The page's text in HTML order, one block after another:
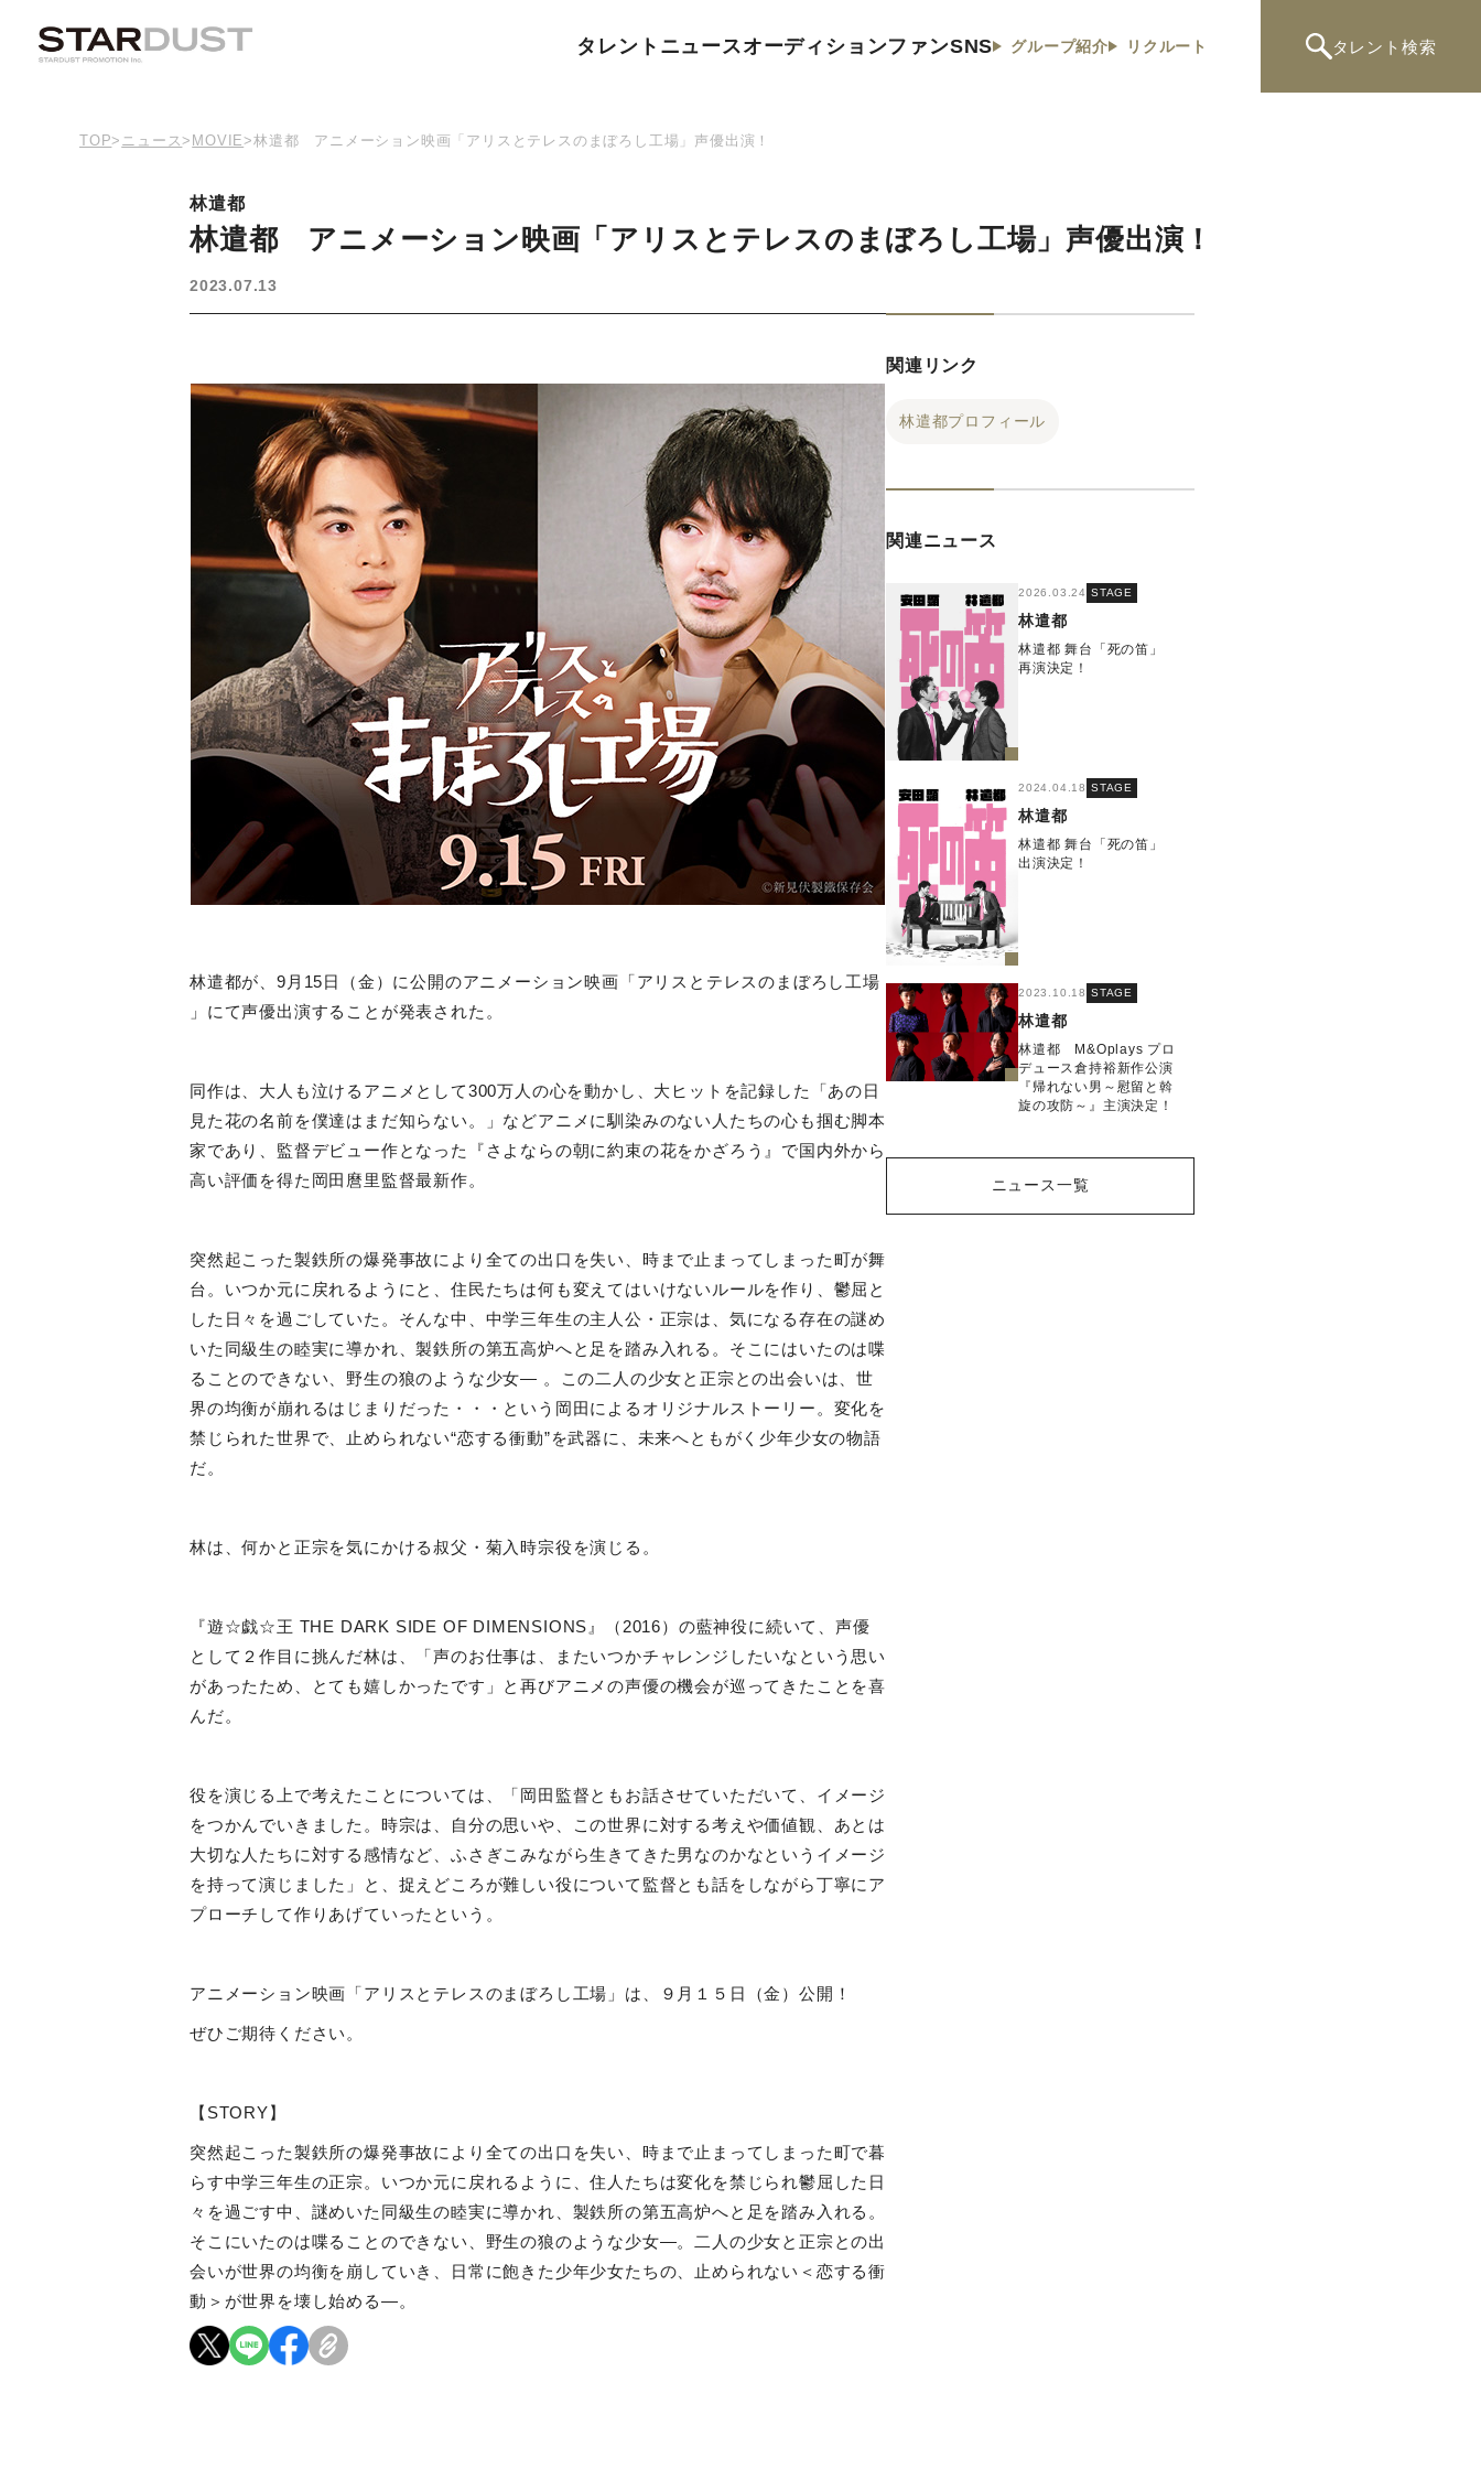
タレント ニュースオーディションファンSNS グループ紹介 リクルート タレント 検索
TOP> ニュース> MOVIE>林遣都 アニメーション映画「アリスとテレスのまぼろし工場」声優出演！
林遣都
林遣都 アニメーション映画「アリスとテレスのまぼろし工場」声優出演！
2023.07.13
林遣都が、 9 月 15日（金）に公開のアニメーション映画「アリスとテレスのまぼろし工場
」にて声優出演することが発表された。
同作は、大人も泣けるアニメとして300万人の心を動かし、大ヒットを記録した「あの日
見た花の名前を僕達はまだ知らない。」などアニメに馴染みのない人たちの心も掴む脚本
家であり、監督デビュー作となった『さよならの朝に約束の花をかざろう』で国内外から
高い評価を得た岡田麿里監督最新作。
突然起こった製鉄所の爆発事故により全ての出口を失い、時まで止まってしまった町が舞
台。いつか元に戻れるようにと、住民たちは何も変えてはいけないルールを作り、鬱屈と
した日々を過ごしていた。そんな中、中学三年生の主人公・正宗は、気になる存在の謎め
いた同級生の睦実に導かれ、製鉄所の第五高炉へと足を踏み入れる。そこにはいたのは喋
ることのできない、野生の狼のような少女― 。この二人の少女と正宗との出会いは、世
界の均衡が崩れるはじまりだった・・・という岡田によるオリジナルストーリー。変化を
禁じられた世界で、止められない“恋する衝動”を武器に、未来へともがく少年少女の物語
だ。
林は、何かと正宗を気にかける叔父・菊入時宗役を演じる。
『遊☆戯☆王 THE DARK SIDE OF DIMENSIONS 』（ 2016）の藍神役に続いて、声優
として２作目に挑んだ林は、「声のお仕事は、またいつかチャレンジしたいなという思い
があったため、とても嬉しかったです」と再びアニメの声優の機会が巡ってきたことを喜
んだ。
役を演じる上で考えたことについては、「岡田監督ともお話させていただいて、イメージ
をつかんでいきました。時宗は、自分の思いや、この世界に対する考えや価値観、あとは
大切な人たちに対する感情など、ふさぎこみながら生きてきた男なのかなというイメージ
を持って演じました」と、捉えどころが難しい役について監督とも話をしながら丁寧にア
プローチして作りあげていったという。
アニメーション映画「アリスとテレスのまぼろし工場」は、９月１５日（金）公開！
ぜひご期待ください。
【 STORY】
突然起こった製鉄所の爆発事故により全ての出口を失い、時まで止まってしまった町で暮
らす中学三年生の正宗。いつか元に戻れるように、住人たちは変化を禁じられ鬱屈した日
々を過ごす中、謎めいた同級生の睦実に導かれ、製鉄所の第五高炉へと足を踏み入れる。
そこにいたのは喋ることのできない、野生の狼のような少女―。二人の少女と正宗との出
会いが世界の均衡を崩していき、日常に飽きた少年少女たちの、止められない＜恋する衝
動＞が世界を壊し始める―。
関連リンク
林遣都プロフィール
関連ニュース
2026.03.24 STAGE
林遣都
林遣都 舞台「死の笛」
再演決定！
2024.04.18 STAGE
林遣都
林遣都 舞台「死の笛」
出演決定！
2023.10.18 STAGE
林遣都
林遣都 M&Oplays プロ
デュース倉持裕新作公演
『帰れない男～慰留と斡
旋の攻防～』主演決定！
ニュース一覧